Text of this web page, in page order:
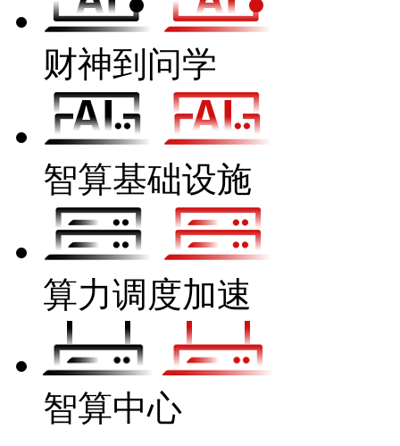
财神到问学
智算基础设施
算力调度加速
智算中心